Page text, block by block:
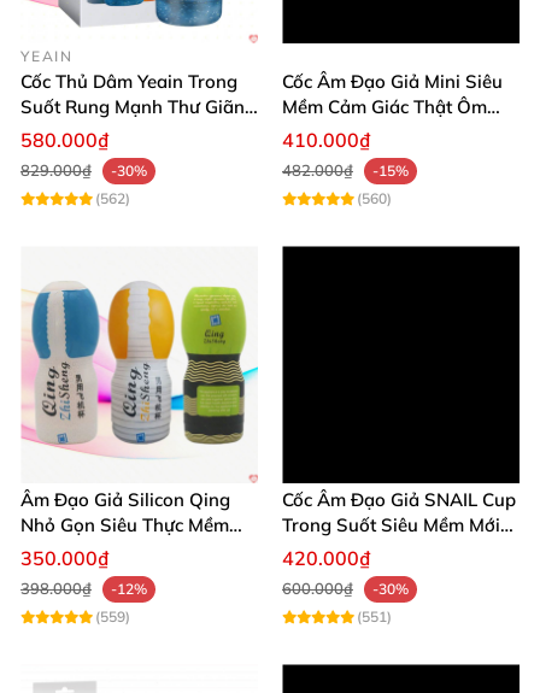
YEAIN
Cốc Thủ Dâm Yeain Trong
Suốt Rung Mạnh Thư Giãn
Cao Cấp
580.000₫
829.000₫
-30%
(562)
Cốc Âm Đạo Giả Mini Siêu
Mềm Cảm Giác Thật Ôm
Khít
410.000₫
482.000₫
-15%
(560)
Âm Đạo Giả Silicon Qing
Nhỏ Gọn Siêu Thực Mềm
Mại
350.000₫
398.000₫
-12%
(559)
Cốc Âm Đạo Giả SNAIL Cup
Trong Suốt Siêu Mềm Mới
Lạ Giá Tốt
420.000₫
600.000₫
-30%
(551)